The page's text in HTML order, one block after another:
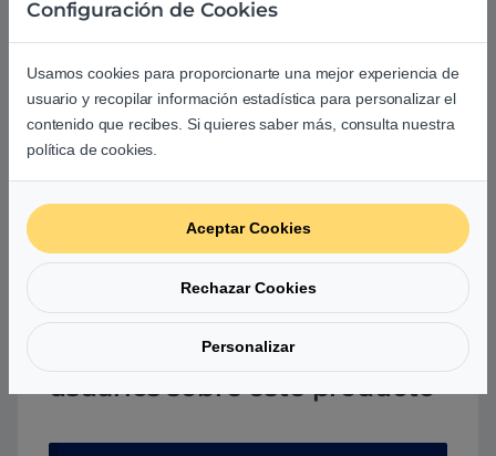
Preguntas y respuestas de los
usuarios sobre este producto
Configuración de Cookies
Usamos cookies para proporcionarte una mejor experiencia de
usuario y recopilar información estadística para personalizar el
contenido que recibes. Si quieres saber más, consulta nuestra
política de cookies.
Aceptar Cookies
Rechazar Cookies
Personalizar